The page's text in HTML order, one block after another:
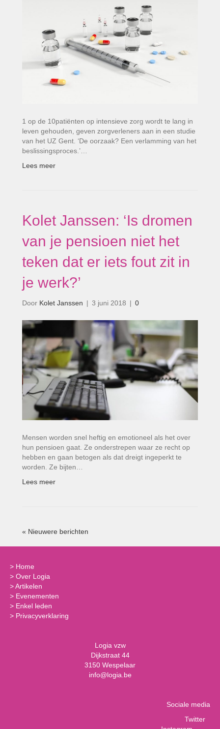
1 op de 10patiënten op intensieve zorg wordt te lang in
leven gehouden, geven zorgverleners aan in een studie
van het UZ Gent. ‘De oorzaak? Een verlamming van het
beslissingsproces.’…
Lees meer
Kolet Janssen: ‘Is dromen
van je pensioen niet het
teken dat er iets fout zit in
je werk?’
Door Kolet Janssen | 3 juni 2018 | 0
Mensen worden snel heftig en emotioneel als het over
hun pensioen gaat. Ze onderstrepen waar ze recht op
hebben en gaan betogen als dat dreigt ingeperkt te
worden. Ze bijten…
Lees meer
« Nieuwere berichten
> Home
> Over Logia
>Artikelen
> Evenementen
> Enkel leden
> Privacyverklaring
Logia vzw
Dijkstraat 44
3150 Wespelaar
info@logia.be
Sociale media
Twitter